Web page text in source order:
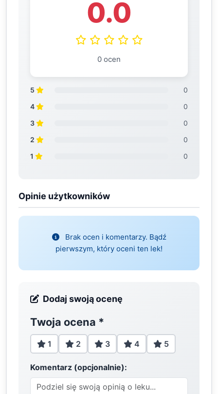
0.0
0 ocen
5
0
4
0
3
0
2
0
1
0
Opinie użytkowników
Brak ocen i komentarzy. Bądź
pierwszym, który oceni ten lek!
Dodaj swoją ocenę
Twoja ocena *
1 2 3 4 5
Komentarz (opcjonalnie):